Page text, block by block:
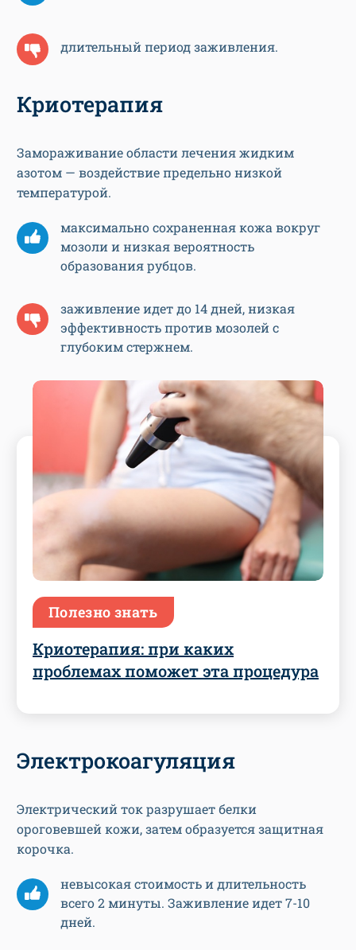
длительный период заживления.
Криотерапия
Замораживание области лечения жидким
азотом — воздействие предельно низкой
температурой.
максимально сохраненная кожа вокруг
мозоли и низкая вероятность
образования рубцов.
заживление идет до 14 дней, низкая
эффективность против мозолей с
глубоким стержнем.
Полезно знать
Криотерапия: при каких
проблемах поможет эта процедура
Электрокоагуляция
Электрический ток разрушает белки
ороговевшей кожи, затем образуется защитная
корочка.
невысокая стоимость и длительность
всего 2 минуты. Заживление идет 7-10
дней.